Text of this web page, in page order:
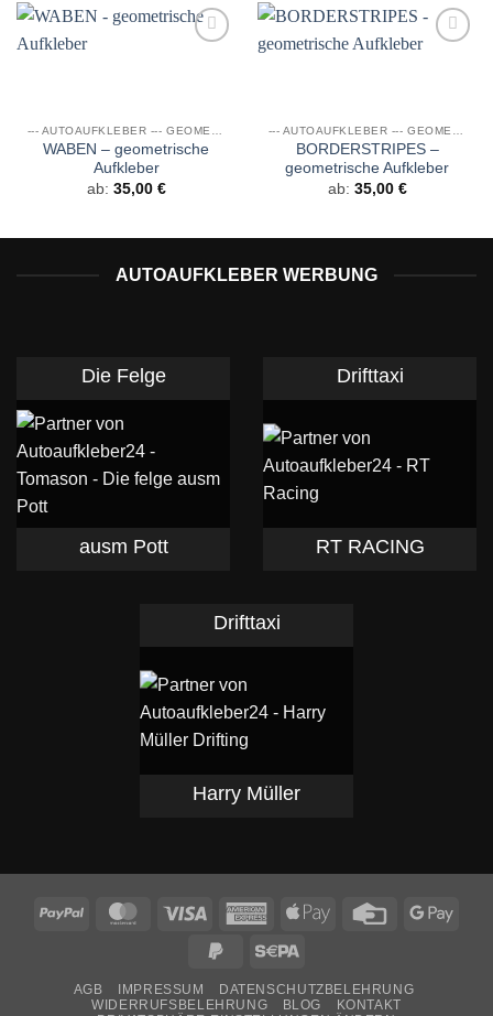
WABEN – geometrische
Aufkleber
ab: 35,00 €
BORDERSTRIPES –
geometrische Aufkleber
ab: 35,00 €
AUTOAUFKLEBER WERBUNG
Die Felge
ausm Pott
Drifttaxi
RT RACING
Drifttaxi
Harry Müller
PayPal MasterCardVisa
AmericanApple
Credit
PayPal
AGB IMPRESSUM
DATENSCHUTZBELEHRUNG
WIDERRUFSBELEHRUNG
BLOG
KONTAKT